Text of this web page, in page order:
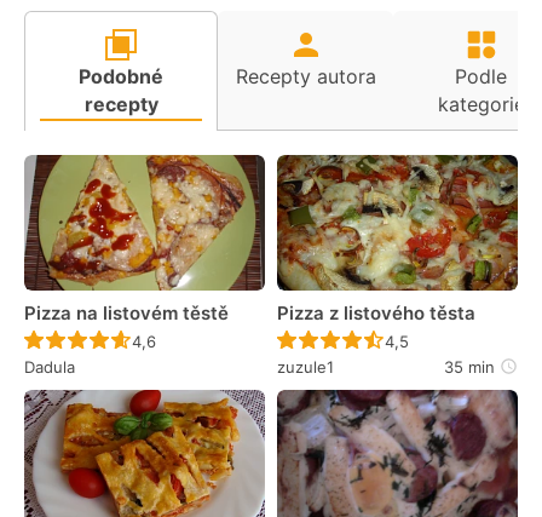
Podobné
recepty
Recepty autora
Podle
kategorie
Pizza na listovém těstě
Recept ještě nebyl hodnocen
4,6
Dadula
Pizza z listového těsta
Recept ještě nebyl
4,5
zuzule1
35 min